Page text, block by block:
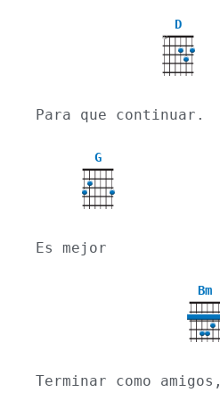
D
X
Para que continuar.
G
Es mejor
Bm
Terminar como amigos,